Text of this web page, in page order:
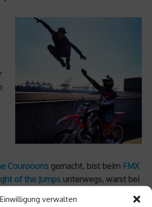
Einwilligung verwalten
Courooons gemacht, bist beim FMX
of the Jumps unterwegs, warst bei